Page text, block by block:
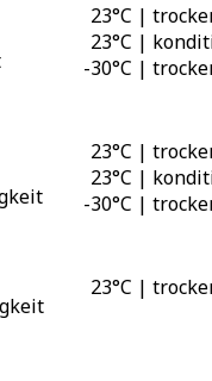
23°C |
23°C |
30°C |
-
23°C |
23°C |
30°C |
-
23°C |